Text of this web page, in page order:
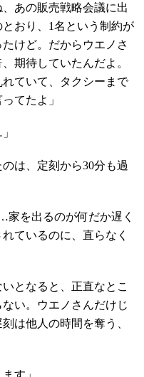
あの販売戦略会議に出
おり、1名という制約が
けど。だからウエノさ
期待していたんだよ。
ていて、タクシーまで
てたよ」
は、定刻から30分も過
を出るのが何だか遅く
ているのに、直らなく
となると、正直なとこ
い。ウエノさんだけじ
は他人の時間を奪う、
す」